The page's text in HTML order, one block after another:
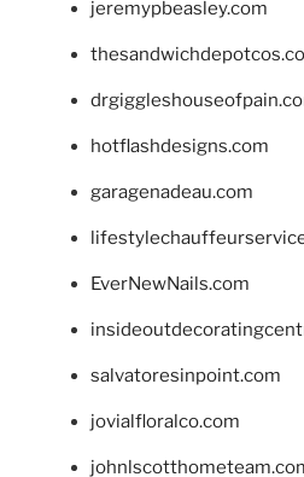
jeremypbeasley.com
hotflashdesigns.com
garagenadeau.com
EverNewNails.com
salvatoresinpoint.com
jovialfloralco.com